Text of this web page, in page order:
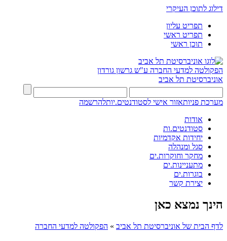
דילוג לתוכן העיקרי
תפריט עליון
תפריט ראשי
תוכן ראשי
הפקולטה למדעי החברה ע"ש גרשון גורדון
אוניברסיטת תל אביב
מערכת פניותאזור אישי לסטודנטים.יותלהרשמה
אודות
סטודנטים.ות
יחידות אקדמיות
סגל ומנהלה
מחקר וחוקרות.ים
מתעניינות.ים
בוגרות.ים
יצירת קשר
הינך נמצא כאן
לדף הבית של אוניברסיטת תל אביב » הפקולטה למדעי החברה